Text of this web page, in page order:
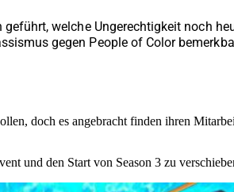
welche Ungerechtigkeit noch
gegen People of Color
doch es angebracht finden ihren
und den Start von Season 3 zu